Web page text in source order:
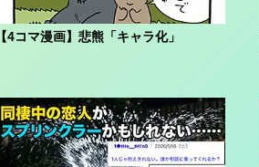
【4コマ漫画】悲熊「キャラ化」